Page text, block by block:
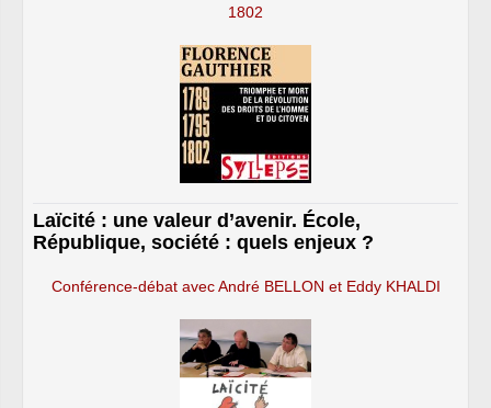
1802
Laïcité : une valeur d’avenir. École,
République, société : quels enjeux ?
Conférence-débat avec André BELLON et Eddy KHALDI